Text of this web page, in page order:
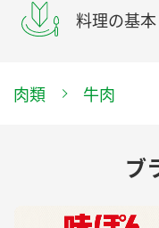
料理の基本
肉類 牛肉
ブ